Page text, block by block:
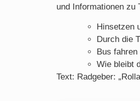
und Informationen zu
Hinsetzen
Durch die
Bus fahren
Wie bleibt
Text: Radgeber: